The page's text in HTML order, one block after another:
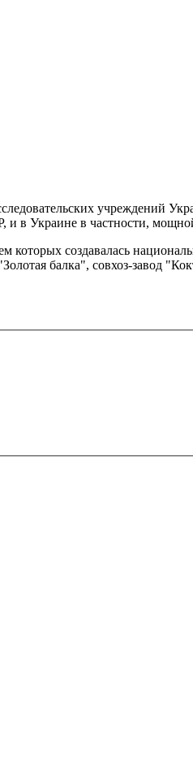
учреждений
в Украине в частности,
создавалась
балка", совхоз-завод